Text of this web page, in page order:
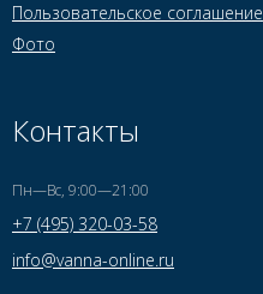
Пользовательское соглашение
Фото
Контакты
Пн—Вс, 9:00—21:00
+7 (495) 320-03-58
info@vanna-online.ru